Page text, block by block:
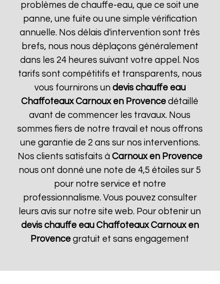
problèmes de chauffe-eau, que ce soit une
panne, une fuite ou une simple vérification
annuelle. Nos délais d'intervention sont très
brefs, nous nous déplaçons généralement
dans les 24 heures suivant votre appel. Nos
tarifs sont compétitifs et transparents, nous
vous fournirons un devis chauffe eau
Chaffoteaux Carnoux en Provence détaillé
avant de commencer les travaux. Nous
sommes fiers de notre travail et nous offrons
une garantie de 2 ans sur nos interventions.
Nos clients satisfaits à Carnoux en Provence
nous ont donné une note de 4,5 étoiles sur 5
pour notre service et notre
professionnalisme. Vous pouvez consulter
leurs avis sur notre site web. Pour obtenir un
devis chauffe eau Chaffoteaux Carnoux en
Provence gratuit et sans engagement